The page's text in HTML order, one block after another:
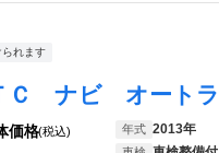
られます
価格(税込) 年式 2013年